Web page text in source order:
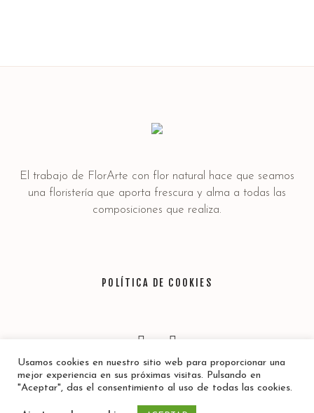
El trabajo de FlorArte con flor natural hace que seamos
una floristería que aporta frescura y alma a todas las
composiciones que realiza.
POLÍTICA DE COOKIES
Política de privacidad/ © 2020 Florarte
Usamos cookies en nuestro sitio web para proporcionar una
mejor experiencia en sus próximas visitas. Pulsando en
"Aceptar", das el consentimiento al uso de todas las cookies.